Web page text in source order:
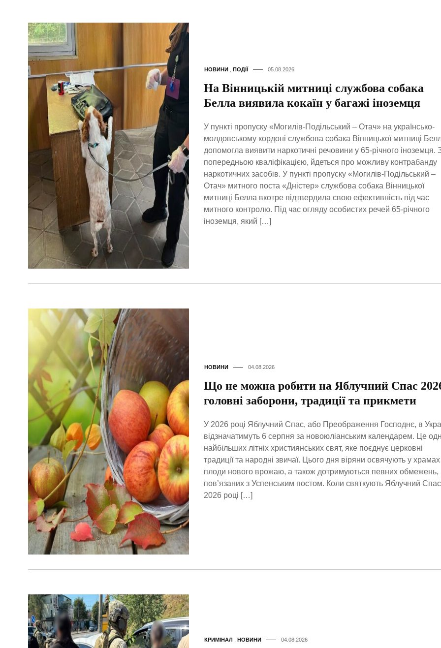
НОВИНИ ПОДІЇ 05.08.2026
На Вінницькій митниці службова собака
Белла виявила кокаїн у багажі іноземця
У пункті пропуску «Могилів-Подільський – Отач» на українсько-
молдовському кордоні службова собака Вінницької митниці
допомогла виявити наркотичні речовини у 65-річного іноземця.
попередньою кваліфікацією, йдеться про можливу контрабанду
наркотичних засобів. У пункті пропуску «Могилів-Подільський –
Отач» митного поста «Дністер» службова собака Вінницької
митниці Белла вкотре підтвердила свою ефективність під час
митного контролю. Під час огляду особистих речей 65-річного
іноземця, який […]
НОВИНИ 04.08.2026
Що не можна робити на Яблучний Спас
головні заборони, традиції та прикмети
У 2026 році Яблучний Спас, або Преображення Господнє, в
відзначатимуть 6 серпня за новоюліанським календарем. Це
найбільших літніх християнських свят, яке поєднує церковні
традиції та народні звичаї. Цього дня віряни освячують у храмах
плоди нового врожаю, а також дотримуються певних обмежень,
пов’язаних з Успенським постом. Коли святкують Яблучний
2026 році […]
КРИМІНАЛ НОВИНИ 04.08.2026